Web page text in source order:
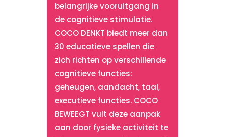
belangrijke vooruitgang in
de cognitieve stimulatie.
COCO DENKT biedt meer dan
30 educatieve spellen die
zich richten op verschillende
cognitieve functies:
geheugen, aandacht, taal,
executieve functies. COCO
BEWEEGT vult deze aanpak
aan door fysieke activiteit te